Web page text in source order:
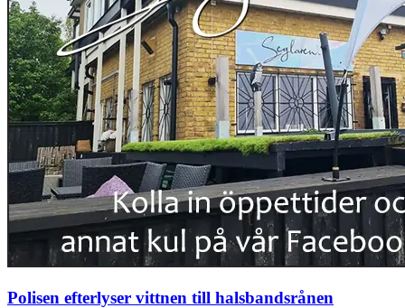
Polisen efterlyser vittnen till halsbandsrånen